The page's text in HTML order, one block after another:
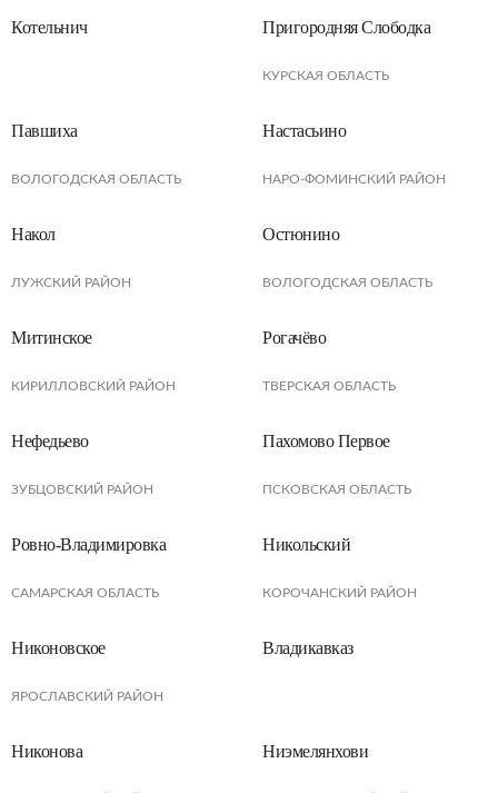
Котельнич Пригородняя Слободка
КУРСКАЯ ОБЛАСТЬ
Павшиха
ВОЛОГОДСКАЯ ОБЛАСТЬ
Настасьино
НАРО-ФОМИНСКИЙ РАЙОН
Накол
ЛУЖСКИЙ РАЙОН
Остюнино
ВОЛОГОДСКАЯ ОБЛАСТЬ
Митинское
КИРИЛЛОВСКИЙ РАЙОН
Рогачёво
ТВЕРСКАЯ ОБЛАСТЬ
Нефедьево
ЗУБЦОВСКИЙ РАЙОН
Пахомово Первое
ПСКОВСКАЯ ОБЛАСТЬ
Ровно-Владимировка
САМАРСКАЯ ОБЛАСТЬ
Никольский
КОРОЧАНСКИЙ РАЙОН
Никоновское
ЯРОСЛАВСКИЙ РАЙОН
Владикавказ
Никонова Ниэмелянхови